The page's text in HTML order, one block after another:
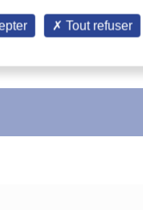
Tout refuser